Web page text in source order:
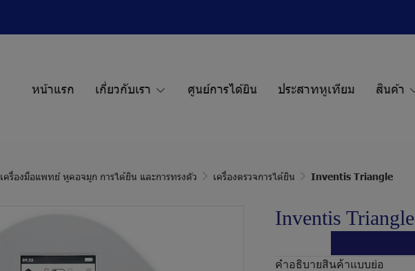
หน้าแรก เกี่ยวกับเรา ศูนย์การได้ยิน ประสาทหูเทียม สินค้า
เครื่องมือแพทย์ หูคอจมูก การได้ยิน และการทรงตัว เครื่องตรวจการได้ยิน Inventis Triangle
Inventis Triangle
คำอธิบายสินค้าแบบย่อ